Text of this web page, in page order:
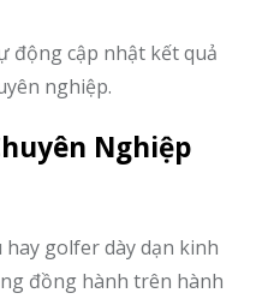
động cập nhật kết quả
nghiệp.
Nghiệp
golfer dày dạn kinh
đồng hành trên hành